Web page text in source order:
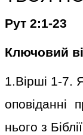
Рут 2:1-23
Ключовий
1.Вірші 1-7.
нього з